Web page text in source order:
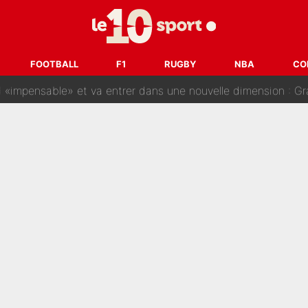
FOOTBALL F1 RUGBY NBA
de Kylian Mbappé au Real Madrid continue de régaler
annonce un premier problème pour Zinedine Zidane en
et va entrer dans une nouvelle dimension :